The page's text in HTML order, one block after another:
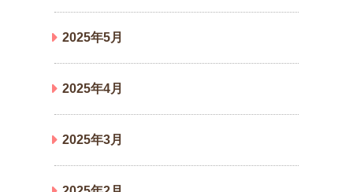
2025年5月
2025年4月
2025年3月